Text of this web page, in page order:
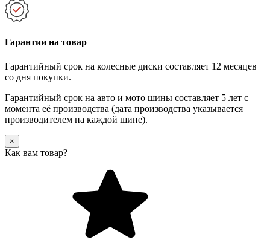
Гарантии на товар
Гарантийный срок на колесные диски составляет 12 месяцев
со дня покупки.
Гарантийный срок на авто и мото шины составляет 5 лет с
момента её производства (дата производства указывается
производителем на каждой шине).
×
Как вам товар?